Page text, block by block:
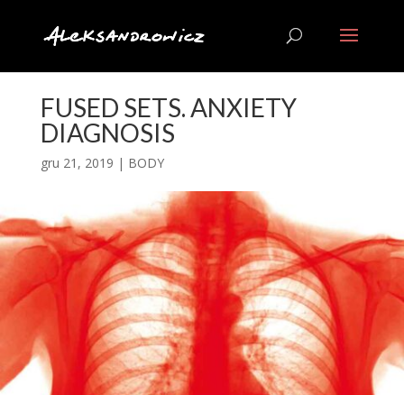
FUSED SETS. ANXIETY
DIAGNOSIS
gru 21, 2019 | BODY
video